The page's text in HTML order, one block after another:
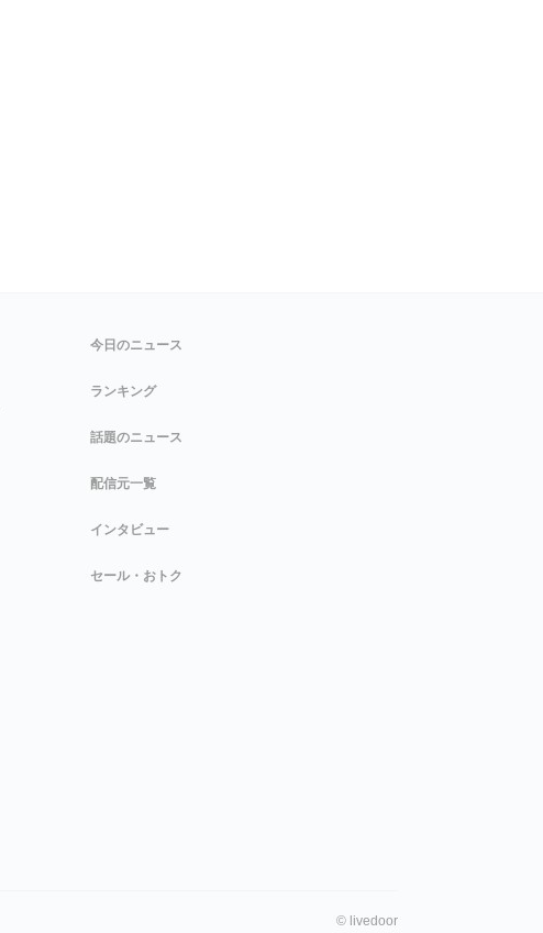
今日のニュース
ランキング
話題のニュース
配信元一覧
インタビュー
セール・おトク
© livedoor